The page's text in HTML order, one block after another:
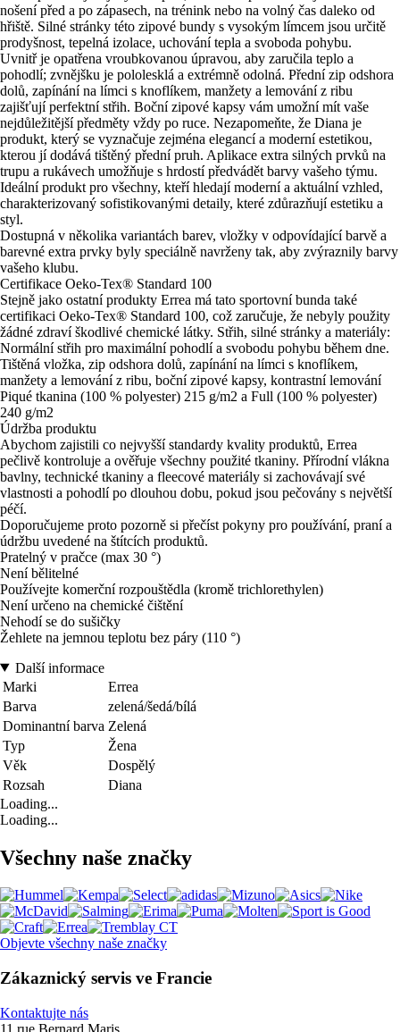
nošení před a po zápasech, na trénink nebo na volný čas daleko od
hřiště. Silné stránky této zipové bundy s vysokým límcem jsou určitě
prodyšnost, tepelná izolace, uchování tepla a svoboda pohybu.
Uvnitř je opatřena vroubkovanou úpravou, aby zaručila teplo a
pohodlí; zvnějšku je pololesklá a extrémně odolná. Přední zip odshora
dolů, zapínání na límci s knoflíkem, manžety a lemování z ribu
zajišťují perfektní střih. Boční zipové kapsy vám umožní mít vaše
nejdůležitější předměty vždy po ruce. Nezapomeňte, že Diana je
produkt, který se vyznačuje zejména elegancí a moderní estetikou,
kterou jí dodává tištěný přední pruh. Aplikace extra silných prvků na
trupu a rukávech umožňuje s hrdostí předvádět barvy vašeho týmu.
Ideální produkt pro všechny, kteří hledají moderní a aktuální vzhled,
charakterizovaný sofistikovanými detaily, které zdůrazňují estetiku a
styl.
Dostupná v několika variantách barev, vložky v odpovídající barvě a
barevné extra prvky byly speciálně navrženy tak, aby zvýraznily barvy
vašeho klubu.
Certifikace Oeko-Tex® Standard 100
Stejně jako ostatní produkty Errea má tato sportovní bunda také
certifikaci Oeko-Tex® Standard 100, což zaručuje, že nebyly použity
žádné zdraví škodlivé chemické látky. Střih, silné stránky a materiály:
Normální střih pro maximální pohodlí a svobodu pohybu během dne.
Tištěná vložka, zip odshora dolů, zapínání na límci s knoflíkem,
manžety a lemování z ribu, boční zipové kapsy, kontrastní lemování
Piqué tkanina (100 % polyester) 215 g/m2 a Full (100 % polyester)
240 g/m2
Údržba produktu
Abychom zajistili co nejvyšší standardy kvality produktů, Errea
pečlivě kontroluje a ověřuje všechny použité tkaniny. Přírodní vlákna
bavlny, technické tkaniny a fleecové materiály si zachovávají své
vlastnosti a pohodlí po dlouhou dobu, pokud jsou pečovány s největší
péčí.
Doporučujeme proto pozorně si přečíst pokyny pro používání, praní a
údržbu uvedené na štítcích produktů.
Pratelný v pračce (max 30 °)
Není bělitelné
Používejte komerční rozpouštědla (kromě trichlorethylen)
Není určeno na chemické čištění
Nehodí se do sušičky
Žehlete na jemnou teplotu bez páry (110 °)
Další informace
Marki
Errea
Barva
zelená/šedá/bílá
Dominantní barva Zelená
Typ
Žena
Věk
Dospělý
Rozsah
Diana
Loading...
Loading...
Všechny naše značky
Objevte všechny naše značky
Zákaznický servis ve Francie
Kontaktujte nás
11 rue Bernard Maris